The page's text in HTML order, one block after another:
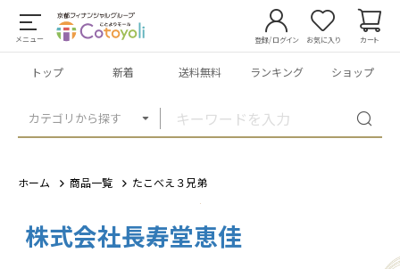
メニュー
カテゴリから探す
登録/ログイン お気に入り カート
トップ 新着 送料無料 ランキング ショップ
ホーム 商品一覧 たこべえ３兄弟
株式会社長寿堂恵佳